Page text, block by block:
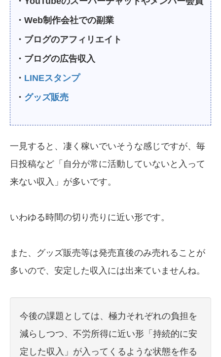
・Web制作会社での副業
・ブログのアフィリエイト
・ブログの広告収入
・ LINEスタンプ
・ グッズ販売
一見すると、凄く稼いでいそうな感じですが、毎
日投稿など「自分が常に活動していないと入って
来ない収入」が多いです。
いわゆる時間の切り売りに近い形です。
また、グッズ販売等は発売直後のみ売れることが
多いので、安定した収入には出来ていませんね。
今後の課題としては、極力それぞれの負担を
減らしつつ、不労所得に近い形「持続的に安
定した収入」が入ってくるような状態を作る